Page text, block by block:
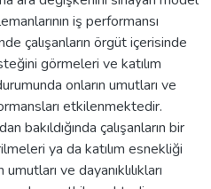
iş performansı
çalışanların örgüt içerisinde
görmeleri ve katılım
onların umutları ve
etkilenmektedir.
bakıldığında çalışanların bir
ya da katılım esnekliği
ve dayanıklılıkları